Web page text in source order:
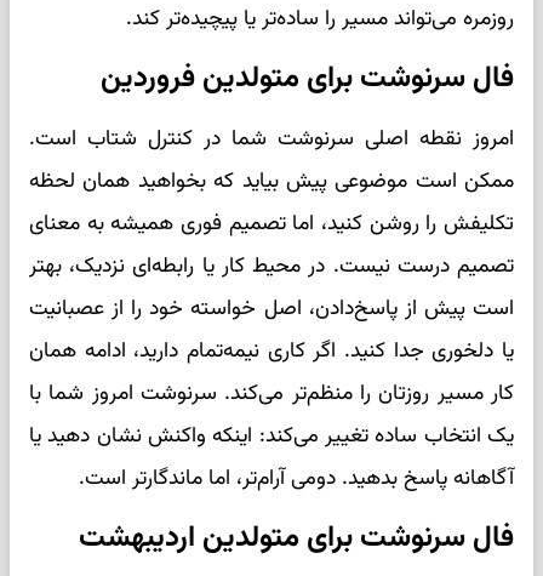
روزمره می‌تواند مسیر را ساده‌تر یا پیچیده‌تر کند.
فال سرنوشت برای متولدین فروردین
امروز نقطه اصلی سرنوشت شما در کنترل شتاب است.
ممکن است موضوعی پیش بیاید که بخواهید همان لحظه
تکلیفش را روشن کنید، اما تصمیم فوری همیشه به معنای
تصمیم درست نیست. در محیط کار یا رابطه‌ای نزدیک، بهتر
است پیش از پاسخ‌دادن، اصل خواسته خود را از عصبانیت
یا دلخوری جدا کنید. اگر کاری نیمه‌تمام دارید، ادامه همان
کار مسیر روزتان را منظم‌تر می‌کند. سرنوشت امروز شما با
یک انتخاب ساده تغییر می‌کند: اینکه واکنش نشان دهید یا
آگاهانه پاسخ بدهید. دومی آرام‌تر، اما ماندگارتر است.
فال سرنوشت برای متولدین اردیبهشت